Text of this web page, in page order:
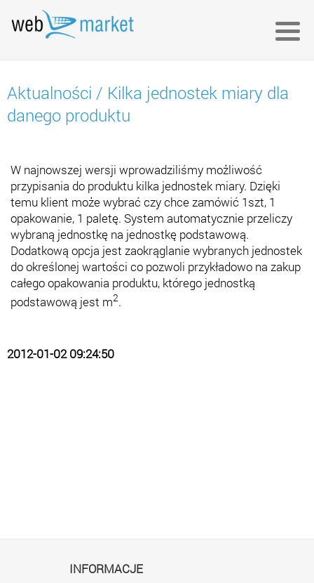
Aktualności / Kilka jednostek miary dla
danego produktu
W najnowszej wersji wprowadziliśmy możliwość
przypisania do produktu kilka jednostek miary. Dzięki
temu klient może wybrać czy chce zamówić 1szt, 1
opakowanie, 1 paletę. System automatycznie przeliczy
wybraną jednostkę na jednostkę podstawową.
Dodatkową opcja jest zaokrąglanie wybranych jednostek
do określonej wartości co pozwoli przykładowo na zakup
całego opakowania produktu, którego jednostką
podstawową jest m2.
2012-01-02 09:24:50
INFORMACJE